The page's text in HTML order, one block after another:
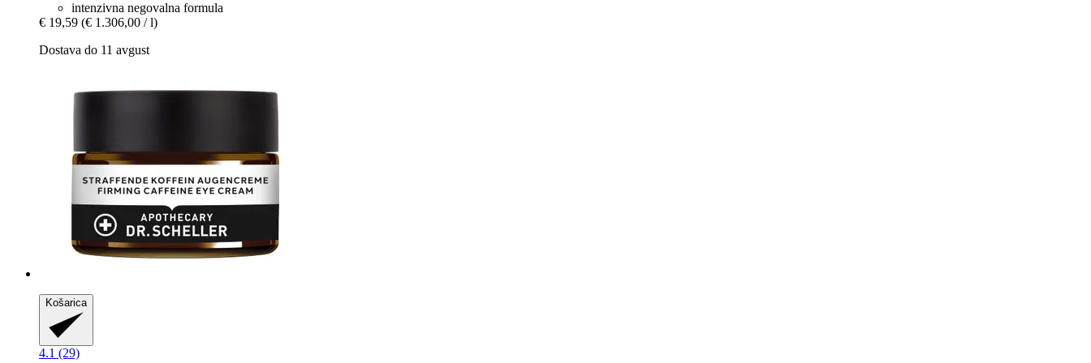
intenzivna negovalna formula
€ 19,59 (€ 1.306,00 / l)
Dostava do 11 avgust
Košarica
4.1 (29)